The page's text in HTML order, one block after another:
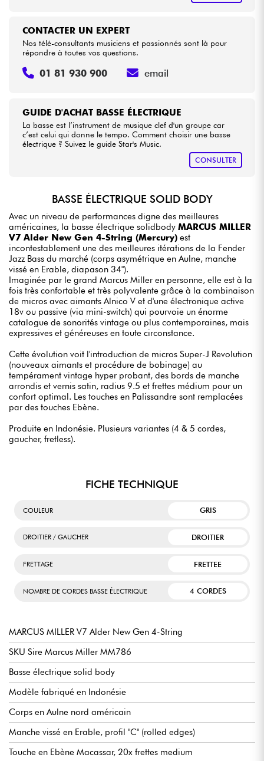
GUIDE D'ACHAT BASSE ÉLECTRIQUE
La basse est l’instrument de musique clef d'un groupe car
c’est celui qui donne le tempo. Comment choisir une basse
électrique ? Suivez le guide Star's Music.
CONSULTER
CONTACTER UN EXPERT
Nos télé-consultants musiciens et passionnés sont là pour
répondre à toutes vos questions.
01 81 930 900 email
BASSE ÉLECTRIQUE SOLID BODY
Avec un niveau de performances digne des meilleures
américaines, la basse électrique solidbody MARCUS MILLER
V7 Alder New Gen 4-String (Mercury) est
incontestablement une des meilleures itérations de la Fender
Jazz Bass du marché (corps asymétrique en Aulne, manche
vissé en Erable, diapason 34").
Imaginée par le grand Marcus Miller en personne, elle est à la
fois très confortable et très polyvalente grâce à la combinaison
de micros avec aimants Alnico V et d'une électronique active
18v ou passive (via mini-switch) qui pourvoie un énorme
catalogue de sonorités vintage ou plus contemporaines, mais
expressives et généreuses en toute circonstance.
Cette évolution voit l'introduction de micros Super-J Revolution
(nouveaux aimants et procédure de bobinage) au
tempérament vintage hyper probant, des bords de manche
arrondis et vernis satin, radius 9.5 et frettes médium pour un
confort optimal. Les touches en Palissandre sont remplacées
par des touches Ebène.
Produite en Indonésie. Plusieurs variantes (4 & 5 cordes,
gaucher, fretless).
FICHE TECHNIQUE
COULEUR GRIS
DROITIER / GAUCHER DROITIER
FRETTAGE FRETTEE
NOMBRE DE CORDES BASSE ÉLECTRIQUE 4 CORDES
MARCUS MILLER V7 Alder New Gen 4-String
SKU Sire Marcus Miller MM786
Basse électrique solid body
Modèle fabriqué en Indonésie
Corps en Aulne nord américain
Manche vissé en Erable, profil "C" (rolled edges)
Touche en Ebène Macassar, 20x frettes medium